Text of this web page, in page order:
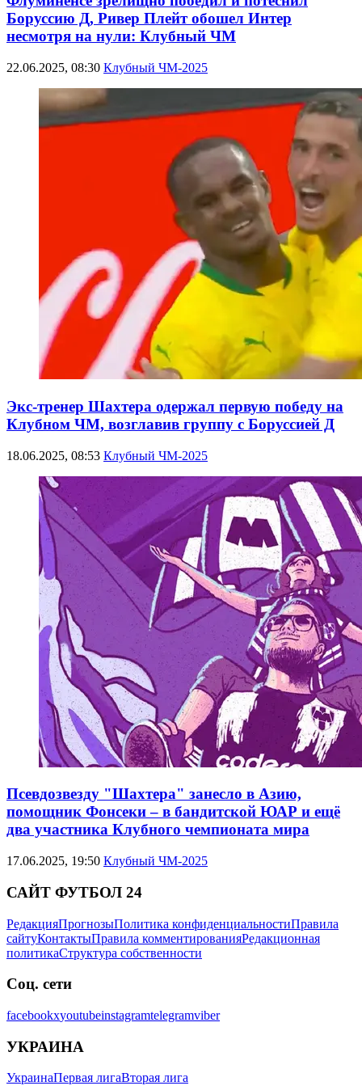
Боруссию Д, Ривер Плейт обошел Интер
несмотря на нули: Клубный ЧМ
22.06.2025, 08:30 Клубный ЧМ-2025
Экс-тренер Шахтера одержал первую победу на
Клубном ЧМ, возглавив группу с Боруссией Д
18.06.2025, 08:53 Клубный ЧМ-2025
Псевдозвезду "Шахтера" занесло в Азию,
помощник Фонсеки – в бандитской ЮАР и ещё
два участника Клубного чемпионата мира
17.06.2025, 19:50 Клубный ЧМ-2025
САЙТ ФУТБОЛ 24
РедакцияПрогнозыПолитика конфиденциальностиПравила
сайтуКонтактыПравила комментированияРедакционная
политикаСтруктура собственности
Соц. сети
facebookxyoutubeinstagramtelegramviber
УКРАИНА
УкраинаПервая лигаВторая лига